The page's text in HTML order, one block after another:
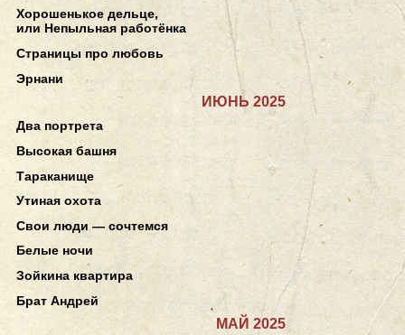
Хорошенькое дельце,
или Непыльная работёнка
Страницы про любовь
Эрнани
ИЮНЬ 2025
Два портрета
Высокая башня
Тараканище
Утиная охота
Свои люди — сочтемся
Белые ночи
Зойкина квартира
Брат Андрей
МАЙ 2025